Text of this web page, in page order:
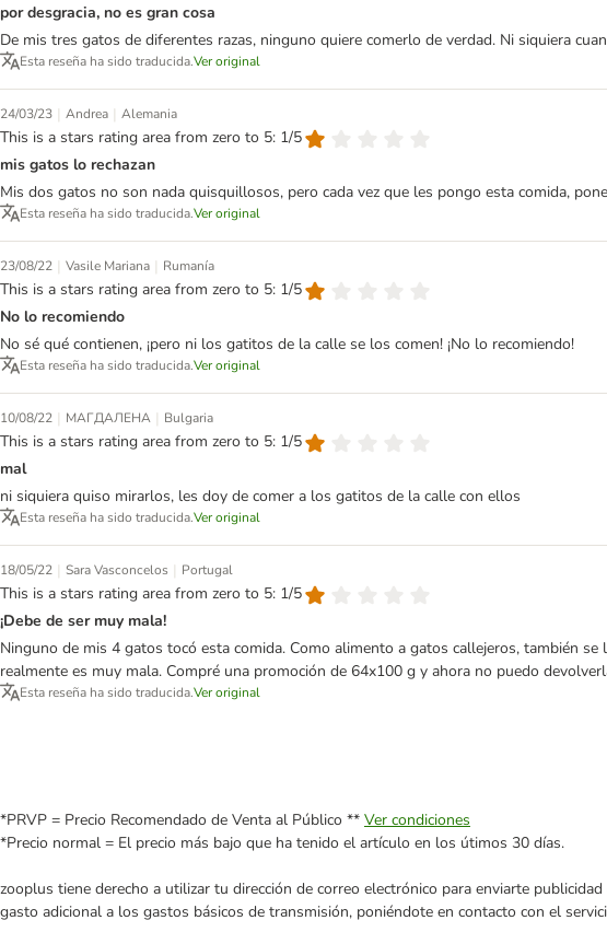
por desgracia, no es gran cosa
De mis tres gatos de diferentes razas, ninguno quiere comerlo de verdad. Ni siquiera
Esta reseña ha sido traducida.Ver original
24/03/23 | Andrea | Alemania
This is a stars rating area from zero to 5: 1/5
mis gatos lo rechazan
Mis dos gatos no son nada quisquillosos, pero cada vez que les pongo esta comida,
Esta reseña ha sido traducida.Ver original
23/08/22 | Vasile Mariana | Rumanía
This is a stars rating area from zero to 5: 1/5
No lo recomiendo
No sé qué contienen, ¡pero ni los gatitos de la calle se los comen! ¡No lo recomiendo!
Esta reseña ha sido traducida.Ver original
10/08/22 | МАГДАЛЕНА | Bulgaria
This is a stars rating area from zero to 5: 1/5
mal
ni siquiera quiso mirarlos, les doy de comer a los gatitos de la calle con ellos
Esta reseña ha sido traducida.Ver original
18/05/22 | Sara Vasconcelos | Portugal
This is a stars rating area from zero to 5: 1/5
¡Debe de ser muy mala!
Ninguno de mis 4 gatos tocó esta comida. Como alimento a gatos callejeros, también
realmente es muy mala. Compré una promoción de 64x100 g y ahora no puedo
Esta reseña ha sido traducida.Ver original
*PRVP = Precio Recomendado de Venta al Público ** Ver condiciones
*Precio normal = El precio más bajo que ha tenido el artículo en los útimos 30 días.
zooplus tiene derecho a utilizar tu dirección de correo electrónico para enviarte
gasto adicional a los gastos básicos de transmisión, poniéndote en contacto con el